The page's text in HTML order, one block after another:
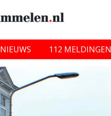
NIEUWS 112 MELDINGEN